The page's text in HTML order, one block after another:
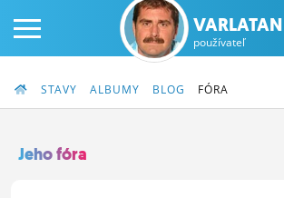
VARLATAN
používateľ
STAVY ALBUMY BLOG FÓRA
Jeho fóra